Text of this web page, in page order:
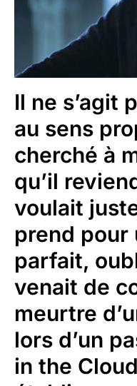
Il ne s’agit
au sens
cherché à
qu’il
voulait
prend pour
parfait,
venait de
meurtre
lors d’un
in the